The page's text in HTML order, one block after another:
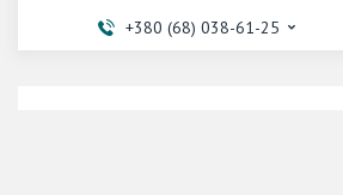
+380 (68) 038-61-25